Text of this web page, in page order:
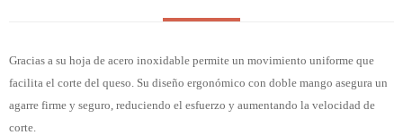
Gracias a su hoja de acero inoxidable permite un movimiento uniforme que
facilita el corte del queso. Su diseño ergonómico con doble mango asegura un
agarre firme y seguro, reduciendo el esfuerzo y aumentando la velocidad de
corte.